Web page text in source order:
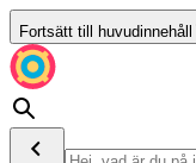
Fortsätt till huvudinnehåll